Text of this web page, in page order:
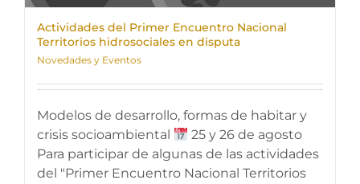
Actividades del Primer Encuentro Nacional
Territorios hidrosociales en disputa
Novedades y Eventos
Modelos de desarrollo, formas de habitar y
crisis socioambiental
25 y 26 de agosto
Para participar de algunas de las actividades
del "Primer Encuentro Nacional Territorios